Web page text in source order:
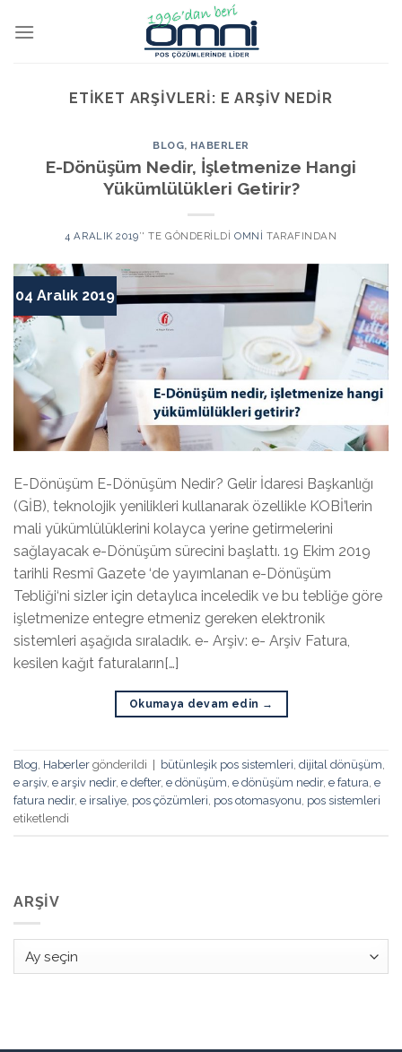
ETIKET ARŞIVLERI: E ARŞIV NEDIR
BLOG, HABERLER
E-Dönüşüm Nedir, İşletmenize Hangi
Yükümlülükleri Getirir?
4 ARALIK 2019’' TE GÖNDERILDI OMNI TARAFINDAN
04 Aralık 2019
E-Dönüşüm E-Dönüşüm Nedir? Gelir İdaresi Başkanlığı
(GİB), teknolojik yenilikleri kullanarak özellikle KOBİ’lerin
mali yükümlülüklerini kolayca yerine getirmelerini
sağlayacak e-Dönüşüm sürecini başlattı. 19 Ekim 2019
tarihli Resmî Gazete ‘de yayımlanan e-Dönüşüm
Tebliği‘ni sizler için detaylıca inceledik ve bu tebliğe göre
işletmenize entegre etmeniz gereken elektronik
sistemleri aşağıda sıraladık. e- Arşiv: e- Arşiv Fatura,
kesilen kağıt faturaların[…]
Okumaya devam edin →
Blog Haberler gönderildi bütünleşik pos sistemleri dijital dönüşüm
e arşiv, e arşiv nedir, e defter, e dönüşüm e dönüşüm nedir, e fatura e
fatura nedir, e irsaliye pos çözümleri pos otomasyonu pos sistemleri
etiketlendi
ARŞIV
Arşiv